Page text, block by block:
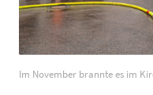
Foto: NZ-Archiv 1200
Im November brannte es im